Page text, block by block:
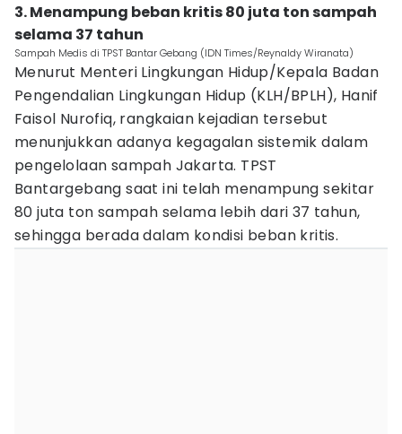
3. Menampung beban kritis 80 juta ton sampah
selama 37 tahun
Sampah Medis di TPST Bantar Gebang (IDN Times/Reynaldy Wiranata)
Menurut Menteri Lingkungan Hidup/Kepala Badan
Pengendalian Lingkungan Hidup (KLH/BPLH), Hanif
Faisol Nurofiq, rangkaian kejadian tersebut
menunjukkan adanya kegagalan sistemik dalam
pengelolaan sampah Jakarta. TPST
Bantargebang saat ini telah menampung sekitar
80 juta ton sampah selama lebih dari 37 tahun,
sehingga berada dalam kondisi beban kritis.